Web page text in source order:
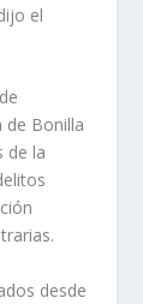
el
de Bonilla
de la
desde